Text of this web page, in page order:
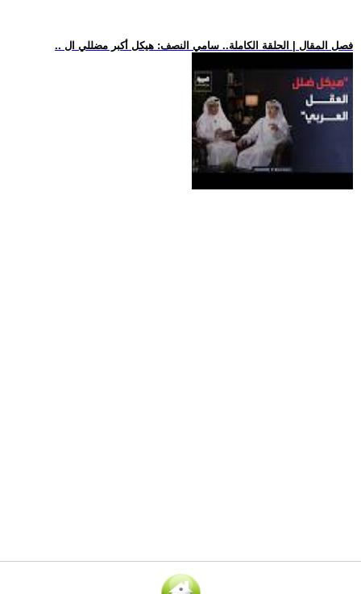
.. فصل المقال | الحلقة الكاملة.. سامي النصف: هيكل أكبر مضللي ال